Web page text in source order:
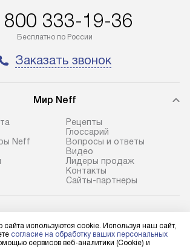
мы бесплатно
компании в городе
день служба
упакованный
Если
прибор
За данную услугу
гарантия в
предполагают
установленной
упаковки и
800 333-19-36
Бесплатно по России
Заказать звонок
Мир Neff
Neff
Рецепты
Глоссарий
Вопросы и ответы
Видео
Лидеры продаж
Контакты
Сайты-партнеры
используются cookie. Используя наш сайт,
согласие на обработку ваших персональных
сервисов веб-аналитики (Cookie) и